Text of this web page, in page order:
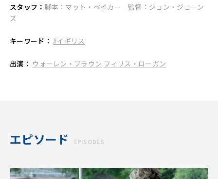
スタッフ： 脚本：マット・ベイカー 監督：ジョン・ジョーン
ズ
キーワード： #イギリス
出演： ウォーレン・ブラウン フィリス・ローガン
エピソード EPISODES